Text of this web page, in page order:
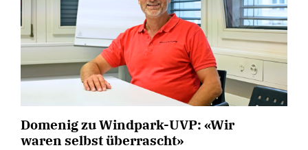
Domenig zu Windpark-UVP: «Wir
waren selbst überrascht»